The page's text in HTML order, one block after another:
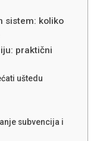
sistem: koliko
praktični
uštedu
subvencija i